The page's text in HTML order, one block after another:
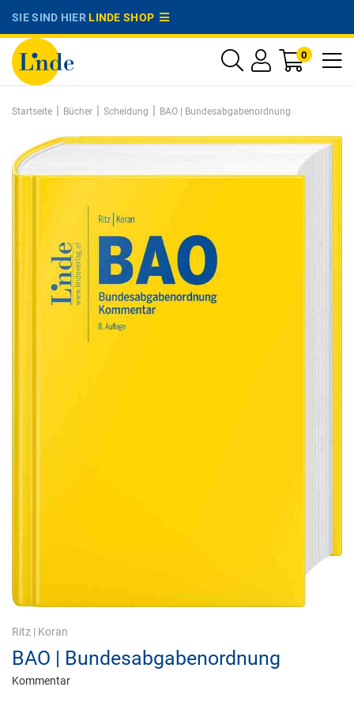
SIE SIND HIERLINDE SHOP
0
Startseite | Bücher | Scheidung | BAO | Bundesabgabenordnung
Ritz | Koran
BAO | Bundesabgabenordnung
Kommentar